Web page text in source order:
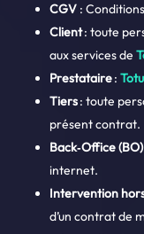
CGV :
Client: toute
aux services de
Prestataire:
Tiers: toute
présent contrat.
Back‑Office (BO)
internet.
Intervention
d’un contrat de